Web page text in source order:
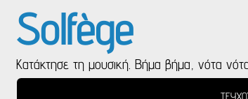
Solfège
Κατάκτησε τη μουσική. Βήμα βήμα, νότα